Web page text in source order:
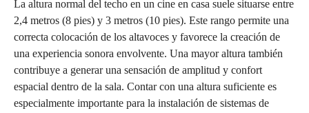
La altura normal del techo en un cine en casa suele situarse entre
2,4 metros (8 pies) y 3 metros (10 pies). Este rango permite una
correcta colocación de los altavoces y favorece la creación de
una experiencia sonora envolvente. Una mayor altura también
contribuye a generar una sensación de amplitud y confort
espacial dentro de la sala. Contar con una altura suficiente es
especialmente importante para la instalación de sistemas de